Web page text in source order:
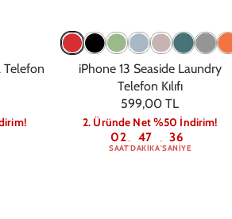
Telefon
iPhone 13 Seaside Laundry
Telefon Kılıfı
599,00 TL
2. Üründe Net %50 İndirim!
02
SAAT: 47
DAKIKA: 36
SANIYE